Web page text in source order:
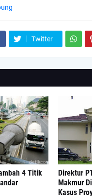
Twitter
4 Titik
Direktur
Makmur
Kasus